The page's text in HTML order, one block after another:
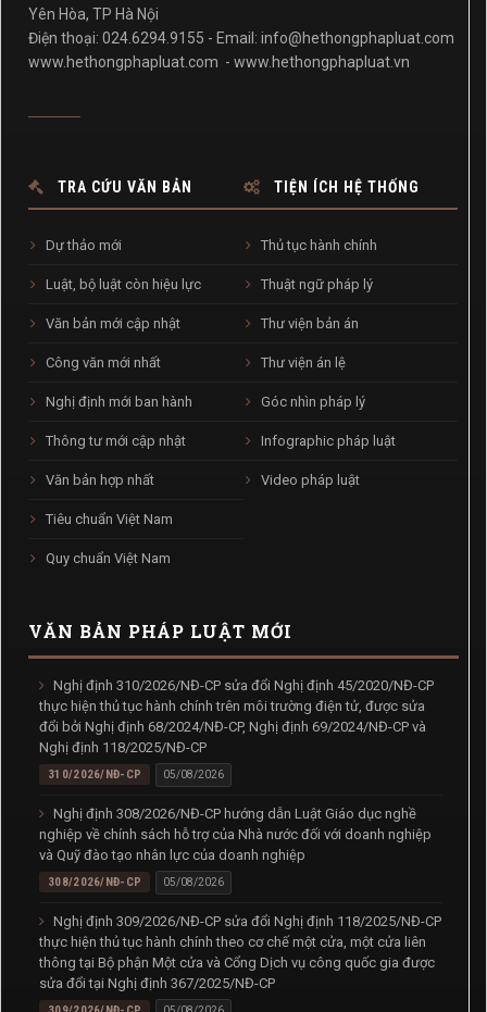
Yên Hòa, TP Hà Nội
Điện thoại: 024.6294.9155 - Email: info@hethongphapluat.com
www.hethongphapluat.com - www.hethongphapluat.vn
TRA CỨU VĂN BẢN
Dự thảo mới
Luật, bộ luật còn hiệu lực
Văn bản mới cập nhật
Công văn mới nhất
Nghị định mới ban hành
Thông tư mới cập nhật
Văn bản hợp nhất
Tiêu chuẩn Việt Nam
Quy chuẩn Việt Nam
TIỆN ÍCH HỆ THỐNG
Thủ tục hành chính
Thuật ngữ pháp lý
Thư viện bản án
Thư viện án lệ
Góc nhìn pháp lý
Infographic pháp luật
Video pháp luật
VĂN BẢN PHÁP LUẬT MỚI
Nghị định 310/2026/NĐ-CP sửa đổi Nghị định 45/2020/NĐ-CP
thực hiện thủ tục hành chính trên môi trường điện tử, được sửa
đổi bởi Nghị định 68/2024/NĐ-CP, Nghị định 69/2024/NĐ-CP và
Nghị định 118/2025/NĐ-CP
310/2026/NĐ-CP 05/08/2026
Nghị định 308/2026/NĐ-CP hướng dẫn Luật Giáo dục nghề
nghiệp về chính sách hỗ trợ của Nhà nước đối với doanh nghiệp
và Quỹ đào tạo nhân lực của doanh nghiệp
308/2026/NĐ-CP 05/08/2026
Nghị định 309/2026/NĐ-CP sửa đổi Nghị định 118/2025/NĐ-CP
thực hiện thủ tục hành chính theo cơ chế một cửa, một cửa liên
thông tại Bộ phận Một cửa và Cổng Dịch vụ công quốc gia được
sửa đổi tại Nghị định 367/2025/NĐ-CP